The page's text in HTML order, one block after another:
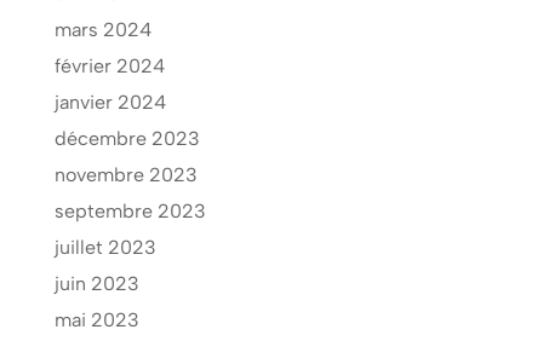
mars 2024
février 2024
janvier 2024
décembre 2023
novembre 2023
septembre 2023
juillet 2023
juin 2023
mai 2023